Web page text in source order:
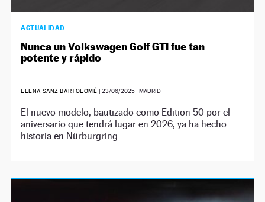
ACTUALIDAD
Nunca un Volkswagen Golf GTI fue tan
potente y rápido
ELENA SANZ BARTOLOMÉ | 23/06/2025| MADRID
El nuevo modelo, bautizado como Edition 50 por el
aniversario que tendrá lugar en 2026, ya ha hecho
historia en Nürburgring.